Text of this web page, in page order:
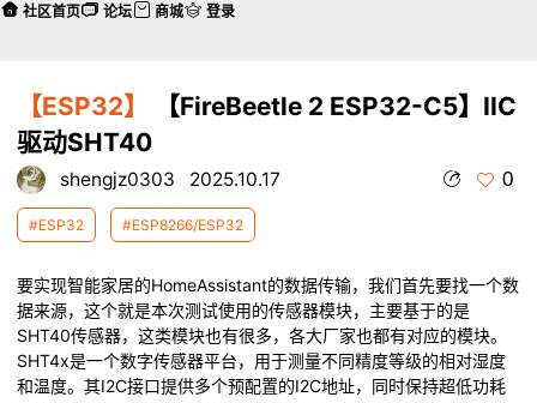
【ESP32】
【FireBeetle 2 ESP32-C5】IIC
驱动SHT40
shengjz0303 2025.10.17 0
#ESP32 #ESP8266/ESP32
要实现智能家居的HomeAssistant的数据传输，我们首先要找一个数
据来源，这个就是本次测试使用的传感器模块，主要基于的是
SHT40传感器，这类模块也有很多，各大厂家也都有对应的模块。
SHT4x是一个数字传感器平台，用于测量不同精度等级的相对湿度
和温度。其I2C接口提供多个预配置的I2C地址，同时保持超低功耗
社区首页 论坛 商城 登录